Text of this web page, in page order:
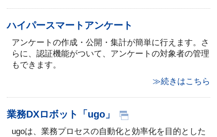
ハイパースマートアンケート
アンケートの作成・公開・集計が簡単に行えます。さ
らに、認証機能がついて、アンケートの対象者の管理
もできます。
≫続きはこちら
業務DXロボット「ugo」
ugoは、業務プロセスの自動化と効率化を目的とした